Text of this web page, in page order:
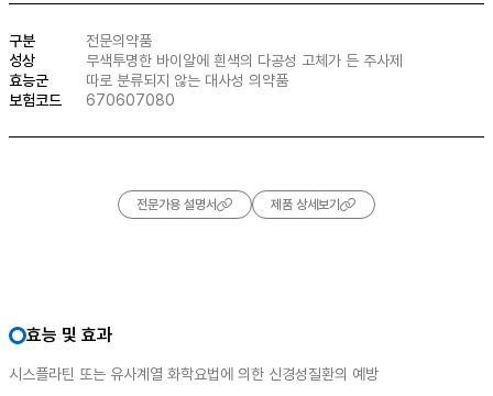
구분
전문의약품
성상
무색투명한 바이알에 흰색의 다공성 고체가 든 주사제
효능군
따로 분류되지 않는 대사성 의약품
보험코드
670607080
전문가용 설명서 제품 상세보기
효능 및 효과
시스플라틴 또는 유사계열 화학요법에 의한 신경성질환의 예방